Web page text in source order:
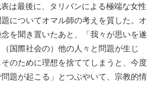
は最後に、タリバンによる極端な女性
についてオマル師の考えを質した。オ
を聞き置いたあと、「我々が思いを遂
国際社会の）他の人々と問題が生じ
のために理想を捨ててしまうと、今度
題が起こる」とつぶやいて、宗教的情